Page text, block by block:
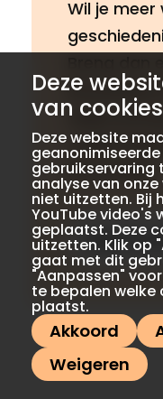
Deze
van cookies
Deze website
gebruikservaring
analyse van
niet uitzetten. Bij
YouTube video's
geplaatst. Deze
uitzetten. Klik op
gaat met dit
"Aanpassen"
te bepalen welke
plaatst.
Akkoord
Weigeren
Wil je
informatie.
Meer